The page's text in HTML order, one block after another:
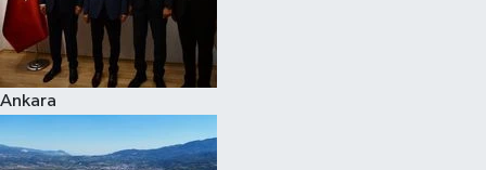
Ankara
Hava Durumu
Kadın
Kim kimdir?